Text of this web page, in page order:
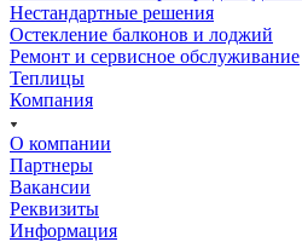
Нестандартные решения
Остекление балконов и лоджий
Ремонт и сервисное обслуживание
Теплицы
Компания
О компании
Партнеры
Вакансии
Реквизиты
Информация